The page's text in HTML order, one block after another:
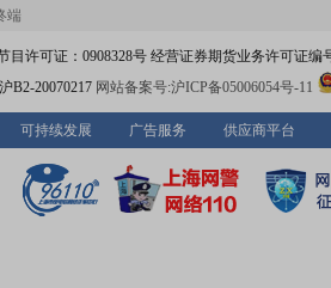
端
目许可证：0908328号 经营证券期货业务许可证编
B2-20070217 网站备案号:沪ICP备05006054号-11
可持续发展 广告服务 供应商平台